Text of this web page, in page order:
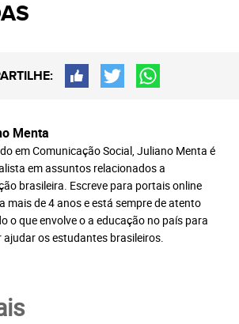
Menta
em Comunicação Social, Juliano Menta é
em assuntos relacionados a
brasileira. Escreve para portais online
mais de 4 anos e está sempre de atento
o que envolve o a educação no país para
ajudar os estudantes brasileiros.